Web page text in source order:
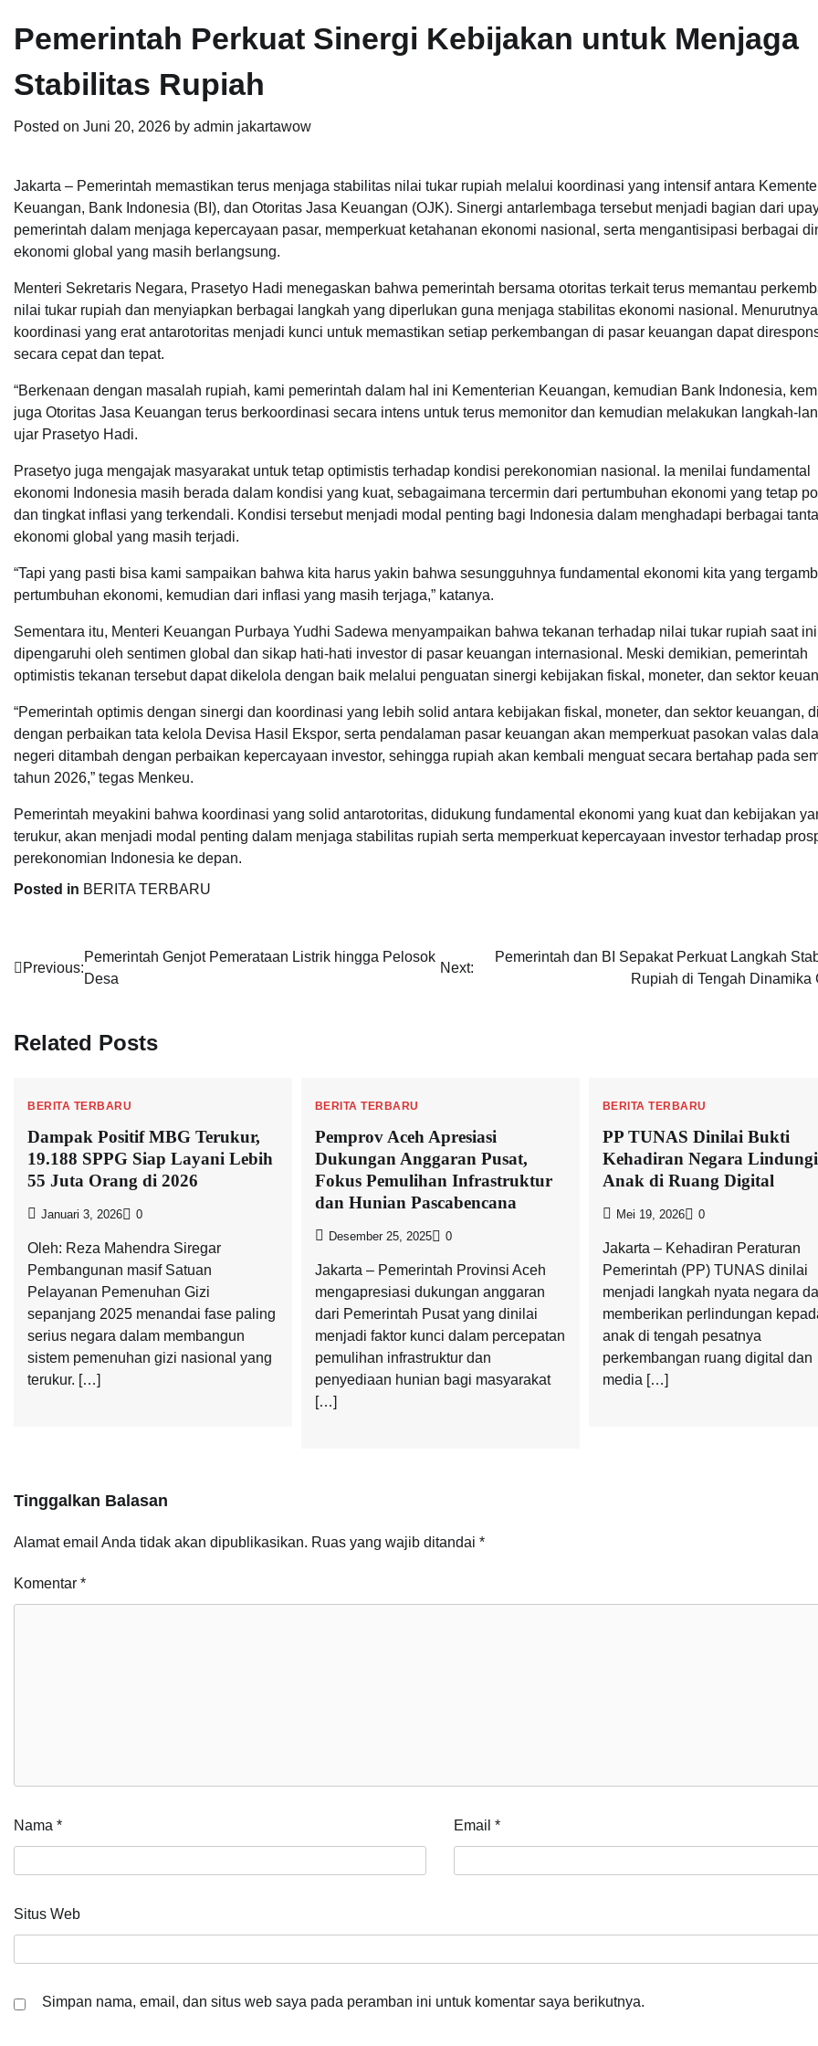
Pemerintah Perkuat Sinergi Kebijakan untuk Menjaga
Stabilitas Rupiah
Posted on Juni 20, 2026 by admin jakartawow
Jakarta – Pemerintah memastikan terus menjaga stabilitas nilai tukar rupiah melalui koordinasi yang intensif antara
Keuangan, Bank Indonesia (BI), dan Otoritas Jasa Keuangan (OJK). Sinergi antarlembaga tersebut menjadi bagian dari
pemerintah dalam menjaga kepercayaan pasar, memperkuat ketahanan ekonomi nasional, serta mengantisipasi berbagai
ekonomi global yang masih berlangsung.
Menteri Sekretaris Negara, Prasetyo Hadi menegaskan bahwa pemerintah bersama otoritas terkait terus memantau
nilai tukar rupiah dan menyiapkan berbagai langkah yang diperlukan guna menjaga stabilitas ekonomi nasional.
koordinasi yang erat antarotoritas menjadi kunci untuk memastikan setiap perkembangan di pasar keuangan dapat
secara cepat dan tepat.
“Berkenaan dengan masalah rupiah, kami pemerintah dalam hal ini Kementerian Keuangan, kemudian Bank Indonesia,
juga Otoritas Jasa Keuangan terus berkoordinasi secara intens untuk terus memonitor dan kemudian melakukan langkah-
ujar Prasetyo Hadi.
Prasetyo juga mengajak masyarakat untuk tetap optimistis terhadap kondisi perekonomian nasional. Ia menilai fundamental
ekonomi Indonesia masih berada dalam kondisi yang kuat, sebagaimana tercermin dari pertumbuhan ekonomi yang tetap
dan tingkat inflasi yang terkendali. Kondisi tersebut menjadi modal penting bagi Indonesia dalam menghadapi berbagai
ekonomi global yang masih terjadi.
“Tapi yang pasti bisa kami sampaikan bahwa kita harus yakin bahwa sesungguhnya fundamental ekonomi kita yang
pertumbuhan ekonomi, kemudian dari inflasi yang masih terjaga,” katanya.
Sementara itu, Menteri Keuangan Purbaya Yudhi Sadewa menyampaikan bahwa tekanan terhadap nilai tukar rupiah saat
dipengaruhi oleh sentimen global dan sikap hati-hati investor di pasar keuangan internasional. Meski demikian, pemerintah
optimistis tekanan tersebut dapat dikelola dengan baik melalui penguatan sinergi kebijakan fiskal, moneter, dan sektor
“Pemerintah optimis dengan sinergi dan koordinasi yang lebih solid antara kebijakan fiskal, moneter, dan sektor keuangan,
dengan perbaikan tata kelola Devisa Hasil Ekspor, serta pendalaman pasar keuangan akan memperkuat pasokan valas
negeri ditambah dengan perbaikan kepercayaan investor, sehingga rupiah akan kembali menguat secara bertahap pada
tahun 2026,” tegas Menkeu.
Pemerintah meyakini bahwa koordinasi yang solid antarotoritas, didukung fundamental ekonomi yang kuat dan kebijakan
terukur, akan menjadi modal penting dalam menjaga stabilitas rupiah serta memperkuat kepercayaan investor terhadap
perekonomian Indonesia ke depan.
Posted in BERITA TERBARU
Navigasi
Previous:
Pemerintah Genjot Pemerataan Listrik hingga Pelosok
Desa
Next:
Pemerintah dan BI Sepakat Perkuat Langkah
Rupiah di Tengah Dinamika
Related Posts
BERITA TERBARU
Dampak Positif MBG Terukur,
19.188 SPPG Siap Layani Lebih
55 Juta Orang di 2026
Januari 3, 2026 0
Oleh: Reza Mahendra Siregar
Pembangunan masif Satuan
Pelayanan Pemenuhan Gizi
sepanjang 2025 menandai fase paling
serius negara dalam membangun
sistem pemenuhan gizi nasional yang
terukur. […]
BERITA TERBARU
Pemprov Aceh Apresiasi
Dukungan Anggaran Pusat,
Fokus Pemulihan Infrastruktur
dan Hunian Pascabencana
Desember 25, 2025 0
Jakarta – Pemerintah Provinsi Aceh
mengapresiasi dukungan anggaran
dari Pemerintah Pusat yang dinilai
menjadi faktor kunci dalam percepatan
pemulihan infrastruktur dan
penyediaan hunian bagi masyarakat
[…]
BERITA TERBARU
PP TUNAS Dinilai Bukti
Kehadiran Negara Lindungi
Anak di Ruang Digital
Mei 19, 2026 0
Jakarta – Kehadiran Peraturan
Pemerintah (PP) TUNAS dinilai
menjadi langkah nyata negara
memberikan perlindungan
anak di tengah pesatnya
perkembangan ruang digital dan
media […]
Tinggalkan Balasan
Alamat email Anda tidak akan dipublikasikan. Ruas yang wajib ditandai *
Komentar *
Nama * Email*
Situs Web
Simpan nama, email, dan situs web saya pada peramban ini untuk komentar saya berikutnya.